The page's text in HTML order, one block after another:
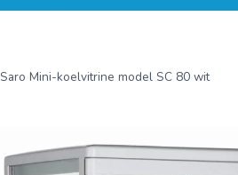
Saro Mini-koelvitrine model SC 80 wit